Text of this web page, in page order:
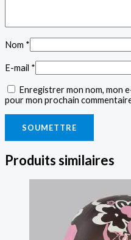
Nom *
E-mail *
Enregistrer mon nom, mon
pour mon prochain
Produits similaires